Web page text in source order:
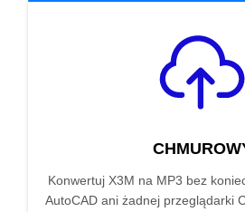
Konwertuj X3M na MP3 bez
AutoCAD ani żadnej przeglądarki